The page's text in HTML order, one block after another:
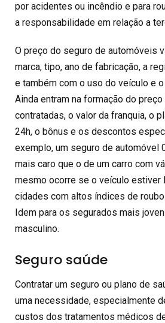
por acidentes ou incêndio e para
a responsabilidade em relação a
O preço do seguro de automóveis
marca, tipo, ano de fabricação, a
e também com o uso do veículo e
Ainda entram na formação do
contratadas, o valor da franquia, o
24h, o bônus e os descontos
exemplo, um seguro de automóvel
mais caro que o de um carro com
mesmo ocorre se o veículo estiver
cidades com altos índices de
Idem para os segurados mais
masculino.
Seguro saúde
Contratar um seguro ou plano de
uma necessidade, especialmente
custos dos tratamentos médicos